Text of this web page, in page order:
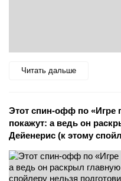
Читать дальше
Этот спин-офф по «Игре
покажут: а ведь он
Дейенерис (к этому